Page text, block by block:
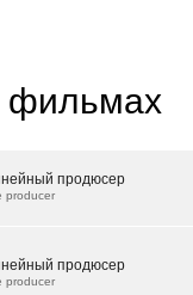
фильмах
продюсер
producer
продюсер
producer